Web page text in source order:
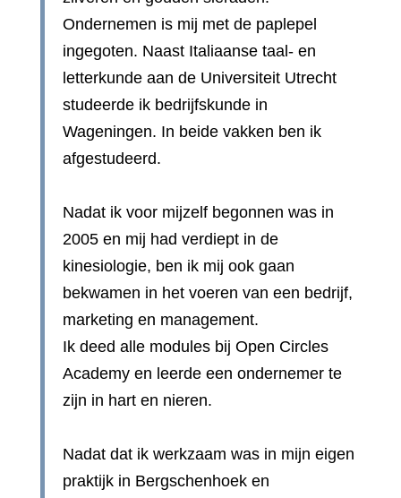
Ondernemen is mij met de paplepel
ingegoten. Naast Italiaanse taal- en
letterkunde aan de Universiteit Utrecht
studeerde ik bedrijfskunde in
Wageningen. In beide vakken ben ik
afgestudeerd.
Nadat ik voor mijzelf begonnen was in
2005 en mij had verdiept in de
kinesiologie, ben ik mij ook gaan
bekwamen in het voeren van een bedrijf,
marketing en management.
Ik deed alle modules bij Open Circles
Academy en leerde een ondernemer te
zijn in hart en nieren.
Nadat dat ik werkzaam was in mijn eigen
praktijk in Bergschenhoek en